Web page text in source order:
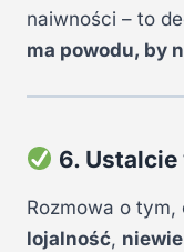
naiwności – to
ma powodu, by
6.
Rozmowa o
lojalność,